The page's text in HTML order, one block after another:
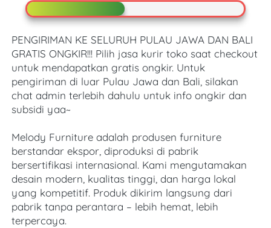
PENGIRIMAN KE SELURUH PULAU JAWA DAN BALI
GRATIS ONGKIR!!! Pilih jasa kurir toko saat checkout
untuk mendapatkan gratis ongkir. Untuk
pengiriman di luar Pulau Jawa dan Bali, silakan
chat admin terlebih dahulu untuk info ongkir dan
subsidi yaa~
Melody Furniture adalah produsen furniture
berstandar ekspor, diproduksi di pabrik
bersertifikasi internasional. Kami mengutamakan
desain modern, kualitas tinggi, dan harga lokal
yang kompetitif. Produk dikirim langsung dari
pabrik tanpa perantara – lebih hemat, lebih
terpercaya.